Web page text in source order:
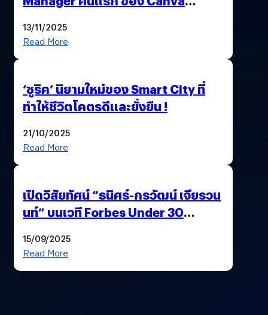
13/11/2025
Read More
‘ซูริค’ นิยามใหม่ของ Smart City ที่
ทำให้ชีวิตโคตรดีและยั่งยืน !
21/10/2025
Read More
เปิดวิสัยทัศน์ “ธนิศร์-กรวัฒน์ เจียรวน
นท์” บนเวที Forbes Under 30
15/09/2025
Read More